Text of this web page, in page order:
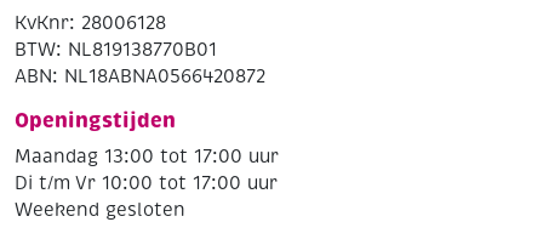
KvKnr: 28006128
BTW: NL819138770B01
ABN: NL18ABNA0566420872
Openingstijden
Maandag 13:00 tot 17:00 uur
Di t/m Vr 10:00 tot 17:00 uur
Weekend gesloten